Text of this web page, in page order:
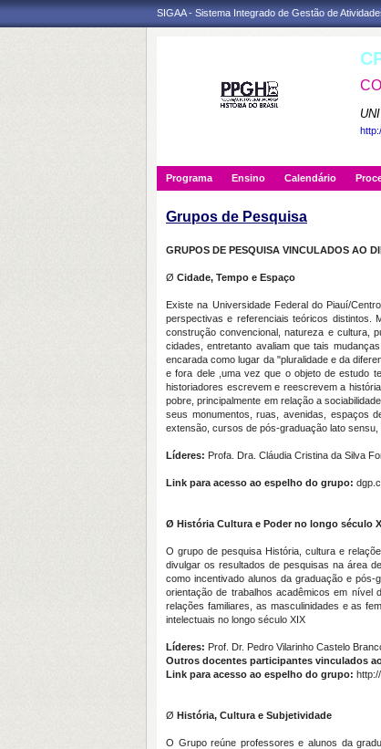
SIGAA - Sistema Integrado de Gestão de
Programa Ensino Calendário
Grupos de Pesquisa
GRUPOS DE PESQUISA VINCULADOS AO
Ø Cidade, Tempo e Espaço
Existe na Universidade Federal do Piauí/
perspectivas e referenciais teóricos distintos.
construção convencional, natureza e cultura,
cidades, entretanto avaliam que tais
encarada como lugar da "pluralidade e da
e fora dele ,uma vez que o objeto de estudo
historiadores escrevem e reescrevem a
pobre, principalmente em relação a
seus monumentos, ruas, avenidas, espaços
extensão, cursos de pós-graduação lato
Líderes: Profa. Dra. Cláudia Cristina da Silva
Link para acesso ao espelho do grupo:
Ø História Cultura e Poder no longo século
O grupo de pesquisa História, cultura e
divulgar os resultados de pesquisas na área
como incentivado alunos da graduação e
orientação de trabalhos acadêmicos em nível
relações familiares, as masculinidades e as
intelectuais no longo século XIX
Líderes: Prof. Dr. Pedro Vilarinho Castelo
Outros docentes participantes vinculados
Link para acesso ao espelho do grupo:
Ø História, Cultura e Subjetividade
O Grupo reúne professores e alunos da